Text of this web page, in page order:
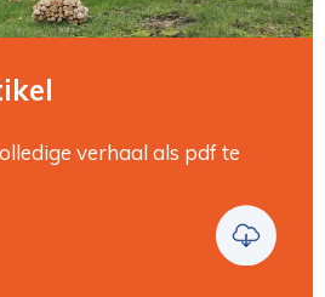
verhaal als pdf te